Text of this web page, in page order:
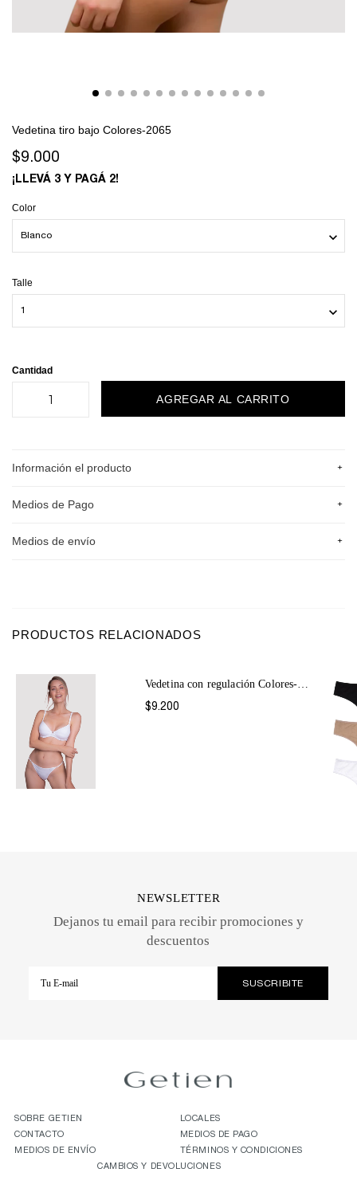
Vedetina tiro bajo Colores-2065
$9.000
¡LLEVÁ 3 Y PAGÁ 2!
Color
Talle
Cantidad
+
Información el producto
+
Medios de Pago
+
Medios de envío
PRODUCTOS RELACIONADOS
Vedetina con regulación Colores-2064
$9.200
NEWSLETTER
Dejanos tu email para recibir promociones y
descuentos
SOBRE GETIEN
LOCALES
CONTACTO
MEDIOS DE PAGO
MEDIOS DE ENVÍO
TÉRMINOS Y CONDICIONES
CAMBIOS Y DEVOLUCIONES